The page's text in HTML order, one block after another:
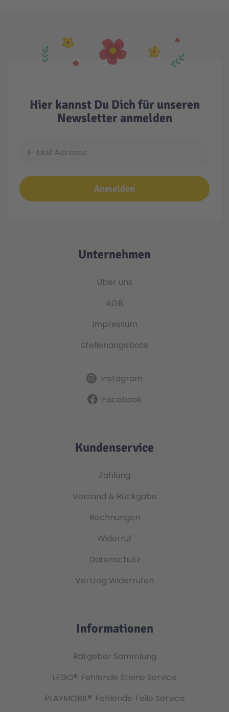
Hier kannst Du Dich für unseren
Newsletter anmelden
Anmelden
Unternehmen
Über uns
AGB
Impressum
Stellenangebote
Instagram
Facebook
Kundenservice
Zahlung
Versand & Rückgabe
Rechnungen
Widerruf
Datenschutz
Vertrag Widerrufen
Informationen
Ratgeber Sammlung
LEGO® Fehlende Steine Service
PLAYMOBIL® Fehlende Teile Service